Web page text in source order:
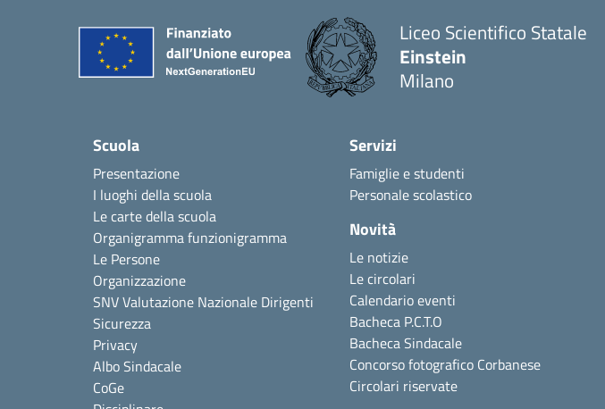
Liceo Scientifico Statale
Einstein
Milano
Scuola
Presentazione
I luoghi della scuola
Le carte della scuola
Organigramma funzionigramma
Le Persone
Organizzazione
SNV Valutazione Nazionale Dirigenti
Sicurezza
Privacy
Albo Sindacale
CoGe
Servizi
Famiglie e studenti
Personale scolastico
Novità
Le notizie
Le circolari
Calendario eventi
Bacheca P.C.T.O
Bacheca Sindacale
Concorso fotografico Corbanese
Circolari riservate